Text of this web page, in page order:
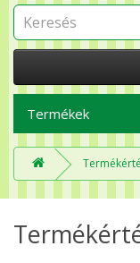
Termékek